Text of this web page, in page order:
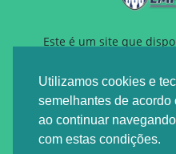
Utilizamos cookies e
semelhantes de
ao continuar
com estas condições.
Este é um site que
gratuitamente para auxiliar
um novo emprego ou